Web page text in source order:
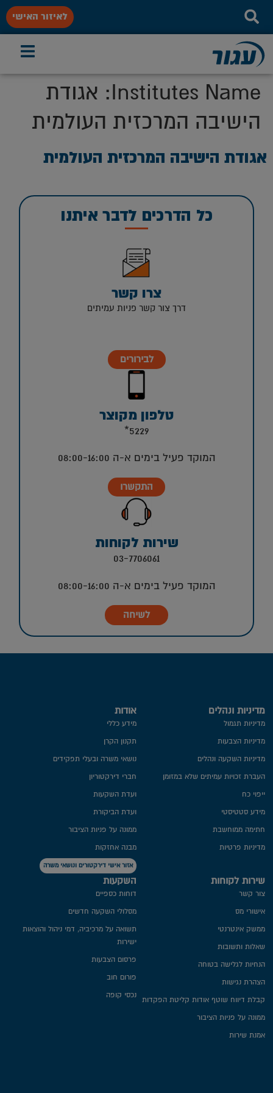
לאיזור האישי
Institutes Name:
אגודת
הישיבה המרכזית העולמית
אגודת הישיבה המרכזית העולמית
כל הדרכים לדבר איתנו
צרו קשר
דרך צור קשר פניות עמיתים
לבירורים
טלפון מקוצר
5229*
המוקד פעיל בימים א-ה 08:00-16:00
התקשרו
שירות לקוחות
03-7706061
המוקד פעיל בימים א-ה 08:00-16:00
לשיחה
אודות
מידע כללי
תקנון הקרן
נושאי משרה ובעלי תפקידים
חברי דירקטוריון
ועדת השקעות
ועדת הביקורת
ממונה על פניות הציבור
מבנה אחזקות
אזור אישי דירקטורים ונושאי משרה
מדיניות ונהלים
מדיניות תגמול
מדיניות הצבעות
מדיניות השקעה ונהלים
העברת זכויות עמיתים שלא במזומן
ייפוי כח
מידע סטטיסטי
חתימה ממוחשבת
מדיניות פרטיות​
השקעות
דוחות כספיים
מסלולי השקעה חדשים
תשואה על מרכיביה, דמי ניהול והוצאות
ישירות
פרסום הצבעות
פורום חוב
נכסי קופה
שירות לקוחות
צור קשר
אישורי מס
ממשק אינטרנטי
שאלות ותשובות
הנחיות לגלישה בטוחה
הצהרת נגישות
קבלת דיווח שוטף אודות קליטת הפקדות
ממונה על פניות הציבור
אמנת שירות